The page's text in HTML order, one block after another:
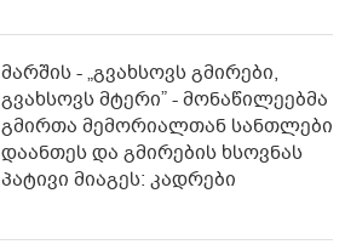
მარშის - „გვახსოვს გმირები,
გვახსოვს მტერი” - მონაწილეებმა
გმირთა მემორიალთან სანთლები
დაანთეს და გმირების ხსოვნას
პატივი მიაგეს: კადრები